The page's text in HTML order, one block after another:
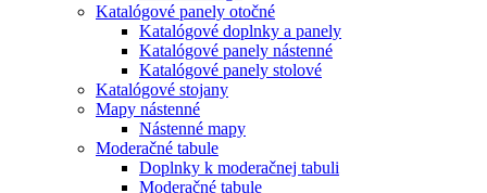
Katalógové panely otočné
Katalógové doplnky a panely
Katalógové panely nástenné
Katalógové panely stolové
Katalógové stojany
Mapy nástenné
Nástenné mapy
Moderačné tabule
Doplnky k moderačnej tabuli
Moderačné tabule